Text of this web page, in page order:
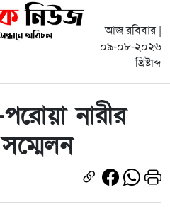
আজ রবিবার |
০৯-০৮-২০২৬
খ্রিষ্টাব্দ
নারীর